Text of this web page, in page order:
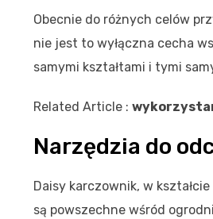
Obecnie do różnych celów
nie jest to wyłączna cecha
samymi kształtami i tymi
Related Article :
Narzędzia do
Daisy karczownik, w
są powszechne wśród